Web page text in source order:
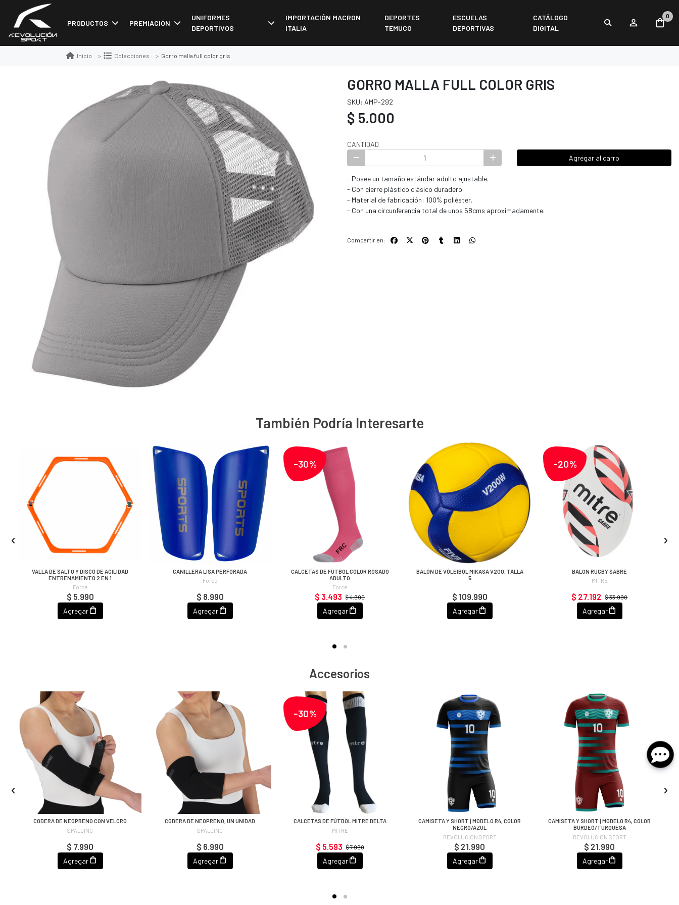
PRODUCTOS PREMIACIÓN
UNIFORMES
DEPORTIVOS
IMPORTACIÓN MACRON
ITALIA
DEPORTES
TEMUCO
ESCUELAS
DEPORTIVAS
CATÁLOGO
DIGITAL
0
Inicio Colecciones Gorro malla full color gris
GORRO MALLA FULL COLOR GRIS
SKU: AMP-292
$ 5.000
CANTIDAD
Agregar al carro
- Posee un tamaño estándar adulto ajustable.
- Con cierre plástico clásico duradero.
- Material de fabricación: 100% poliéster.
- Con una circunferencia total de unos 58cms aproximadamente.
Compartir en:
También Podría Interesarte
VALLA DE SALTO Y DISCO DE AGILIDAD
ENTRENAMIENTO 2 EN 1
Force
$ 5.990
Agregar
CANILLERA LISA PERFORADA
Force
$ 8.990
Agregar
-30%
CALCETAS DE FÚTBOL COLOR ROSADO
ADULTO
Force
$ 4.990
$ 3.493
Agregar
BALÓN DE VÓLEIBOL MIKASA V200, TALLA
5
$ 109.990
Agregar
-20%
BALON RUGBY SABRE
MITRE
$ 33.990
$ 27.192
Agregar
Accesorios
CODERA DE NEOPRENO CON VELCRO
SPALDING
$ 7.990
Agregar
CODERA DE NEOPRENO, UN UNIDAD
SPALDING
$ 6.990
Agregar
-30%
CALCETAS DE FÚTBOL MITRE DELTA
MITRE
$ 7.990
$ 5.593
Agregar
CAMISETA Y SHORT | MODELO R4, COLOR
NEGRO/AZUL
REVOLUCION SPORT
$ 21.990
Agregar
CAMISETA Y SHORT | MODELO R4, COLOR
BURDEO/TURQUESA
REVOLUCION SPORT
$ 21.990
Agregar